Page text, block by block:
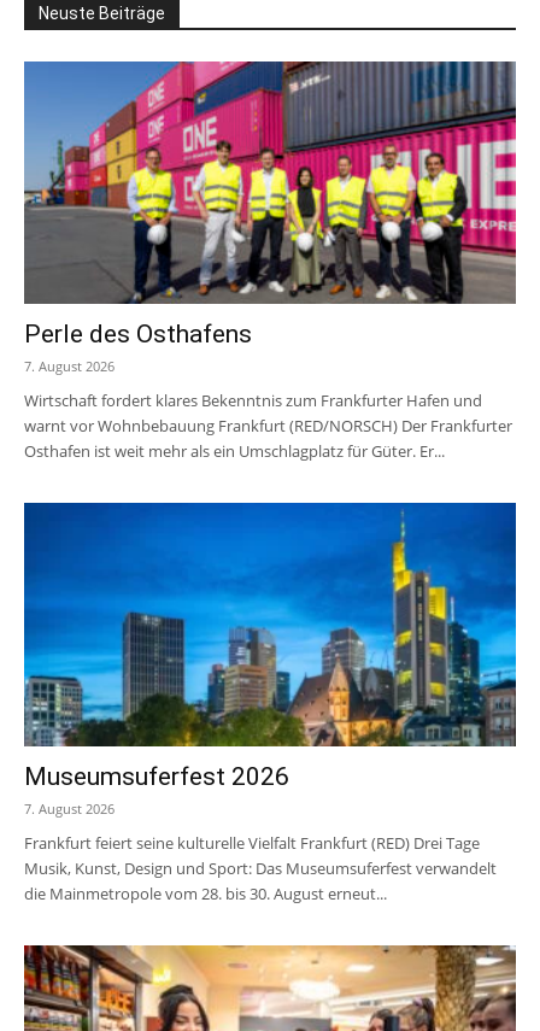
Neuste Beiträge
Perle des Osthafens
7. August 2026
Wirtschaft fordert klares Bekenntnis zum Frankfurter Hafen und
warnt vor Wohnbebauung Frankfurt (RED/NORSCH) Der Frankfurter
Osthafen ist weit mehr als ein Umschlagplatz für Güter. Er...
Museumsuferfest 2026
7. August 2026
Frankfurt feiert seine kulturelle Vielfalt Frankfurt (RED) Drei Tage
Musik, Kunst, Design und Sport: Das Museumsuferfest verwandelt
die Mainmetropole vom 28. bis 30. August erneut...